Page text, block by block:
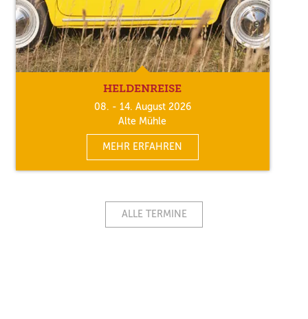
HELDENREISE
08. - 14. August 2026
Alte Mühle
MEHR ERFAHREN
ALLE TERMINE